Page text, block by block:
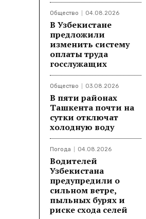
Общество 04.08.2026
В Узбекистане
предложили
изменить систему
оплаты труда
госслужащих
Общество 03.08.2026
В пяти районах
Ташкента почти на
сутки отключат
холодную воду
Погода 04.08.2026
Водителей
Узбекистана
предупредили о
сильном ветре,
пыльных бурях и
риске схода селей